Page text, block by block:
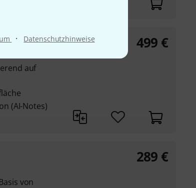
· Datenschutzhinweise
auf
(AI-Notes)
499 €
von
289 €